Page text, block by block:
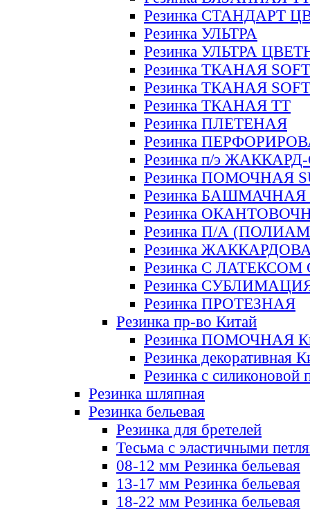
Резинка СТАНДАРТ
Резинка УЛЬТРА
Резинка УЛЬТРА
Резинка ТКАНАЯ SOFT
Резинка ТКАНАЯ
Резинка ТКАНАЯ ТТ
Резинка ПЛЕТЕНАЯ
Резинка
Резинка п/э
Резинка ПОМОЧНАЯ
Резинка БАШМАЧНАЯ
Резинка
Резинка П/А
Резинка
Резинка С ЛАТЕКСОМ
Резинка
Резинка ПРОТЕЗНАЯ
Резинка пр-во Китай
Резинка ПОМОЧНАЯ
Резинка декоративная
Резинка с силиконовой
Резинка шляпная
Резинка бельевая
Резинка для бретелей
Тесьма с эластичными
08-12 мм Резинка бельевая
13-17 мм Резинка бельевая
18-22 мм Резинка бельевая